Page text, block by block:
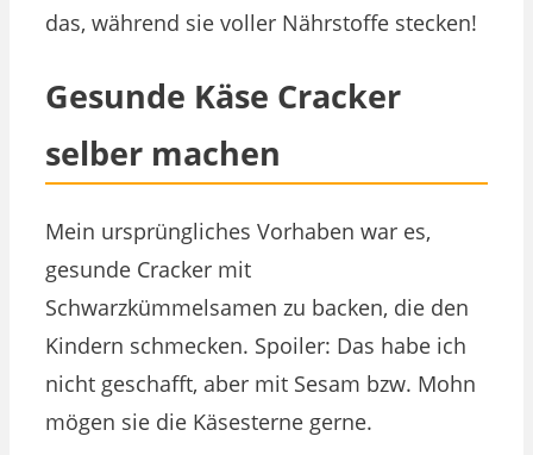
das, während sie voller Nährstoffe stecken!
Gesunde Käse Cracker
selber machen
Mein ursprüngliches Vorhaben war es,
gesunde Cracker mit
Schwarzkümmelsamen zu backen, die den
Kindern schmecken. Spoiler: Das habe ich
nicht geschafft, aber mit Sesam bzw. Mohn
mögen sie die Käsesterne gerne.